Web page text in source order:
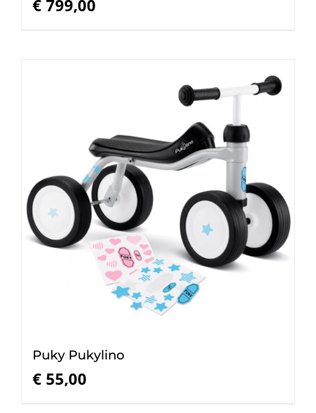
€ 799,00
Puky Pukylino
€ 55,00